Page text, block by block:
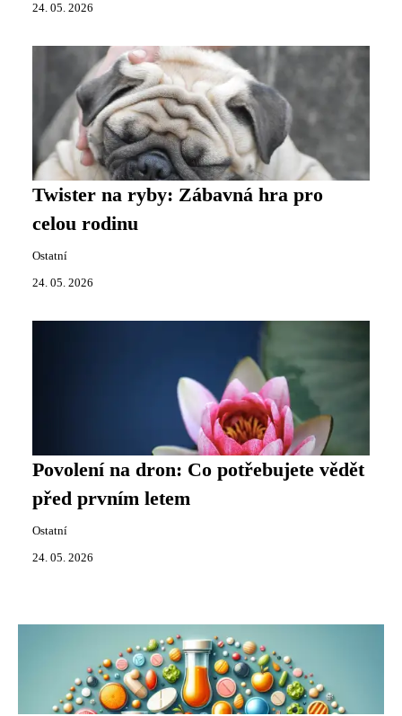
24. 05. 2026
Twister na ryby: Zábavná hra pro
celou rodinu
Ostatní
24. 05. 2026
Povolení na dron: Co potřebujete vědět
před prvním letem
Ostatní
24. 05. 2026